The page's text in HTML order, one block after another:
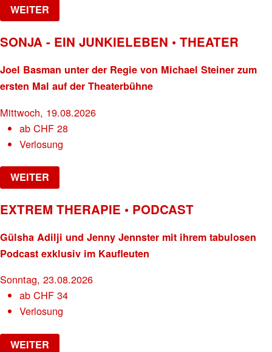
WEITER
SONJA - EIN JUNKIELEBEN • THEATER
Joel Basman unter der Regie von Michael Steiner zum
ersten Mal auf der Theaterbühne
Mittwoch, 19.08.2026
abCHF 28
Verlosung
WEITER
EXTREM THERAPIE • PODCAST
Gülsha Adilji und Jenny Jennster mit ihrem tabulosen
Podcast exklusiv im Kaufleuten
Sonntag, 23.08.2026
abCHF 34
Verlosung
WEITER